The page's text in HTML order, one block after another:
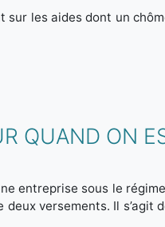
les aides dont un
QUAND ON
entreprise sous le
versements. Il s’agit